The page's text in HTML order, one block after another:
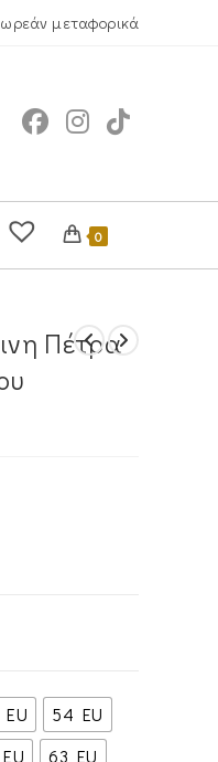
μεταφορικά
0
Πέτρα
54 EU
63 EU